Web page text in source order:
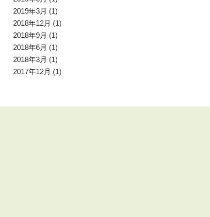
2019年3月 (1)
2018年12月 (1)
2018年9月 (1)
2018年6月 (1)
2018年3月 (1)
2017年12月 (1)